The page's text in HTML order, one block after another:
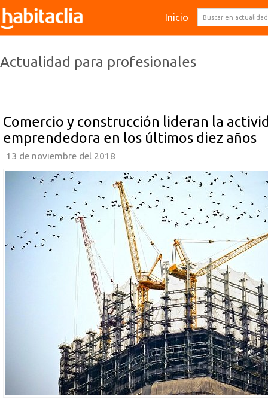
Inicio
Actualidad para profesionales
Comercio y construcción lideran la
emprendedora en los últimos diez años
13 de noviembre del 2018